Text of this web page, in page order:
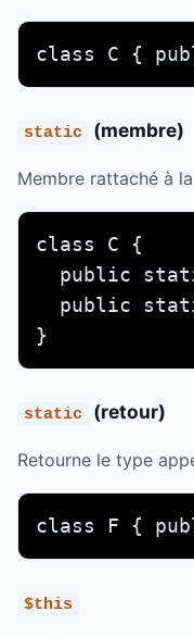
class C {
static (membre)
Membre rattaché à
class C {
public
public
}
static (retour)
Retourne le type
class F {
$this